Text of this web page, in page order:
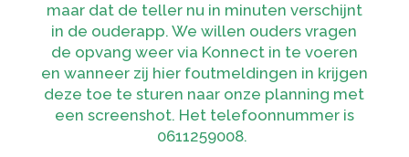
maar dat de teller nu in minuten verschijnt
in de ouderapp. We willen ouders vragen
de opvang weer via Konnect in te voeren
en wanneer zij hier foutmeldingen in krijgen
deze toe te sturen naar onze planning met
een screenshot. Het telefoonnummer is
0611259008.